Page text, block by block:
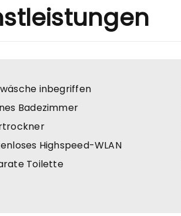
inbegriffen
Badezimmer
Highspeed-WLAN
Toilette